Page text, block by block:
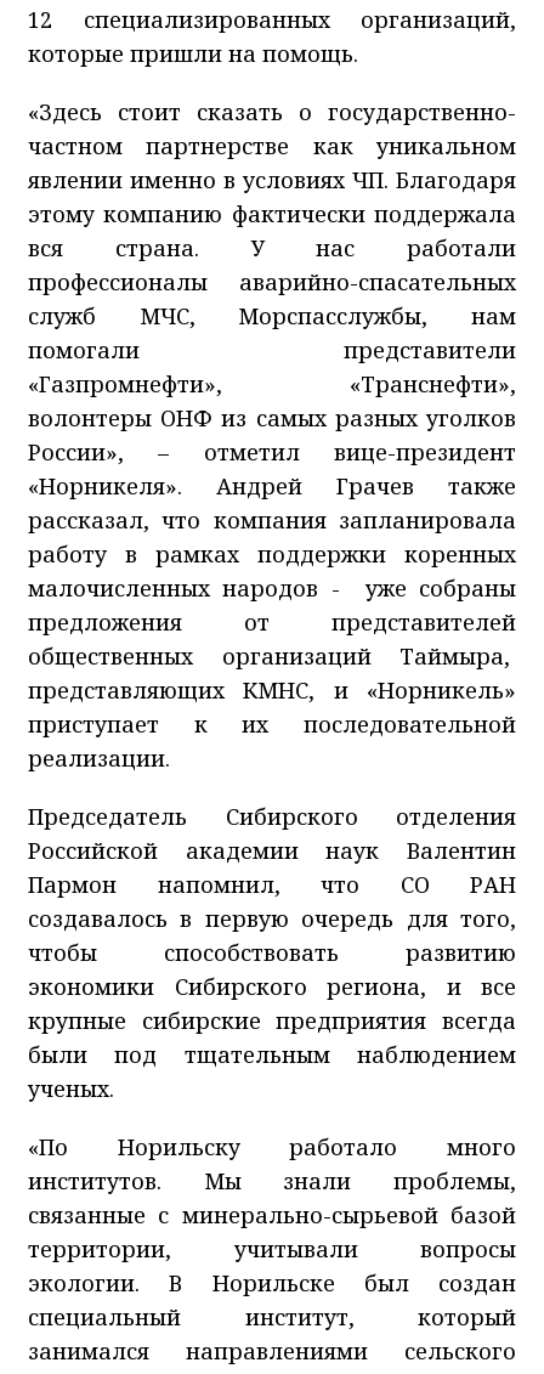
12 специализированных организаций,
которые пришли на помощь.
«Здесь стоит сказать о государственно-
частном партнерстве как уникальном
явлении именно в условиях ЧП. Благодаря
этому компанию фактически поддержала
вся страна. У нас работали
профессионалы аварийно-спасательных
служб МЧС, Морспасслужбы, нам
помогали представители
«Газпромнефти», «Транснефти»,
волонтеры ОНФ из самых разных уголков
России», – отметил вице-президент
«Норникеля». Андрей Грачев также
рассказал, что компания запланировала
работу в рамках поддержки коренных
малочисленных народов - уже собраны
предложения от представителей
общественных организаций Таймыра,
представляющих КМНС, и «Норникель»
приступает к их последовательной
реализации.
Председатель Сибирского отделения
Российской академии наук Валентин
Пармон напомнил, что СО РАН
создавалось в первую очередь для того,
чтобы способствовать развитию
экономики Сибирского региона, и все
крупные сибирские предприятия всегда
были под тщательным наблюдением
ученых.
«По Норильску работало много
институтов. Мы знали проблемы,
связанные с минерально-сырьевой базой
территории, учитывали вопросы
экологии. В Норильске был создан
специальный институт, который
занимался направлениями сельского